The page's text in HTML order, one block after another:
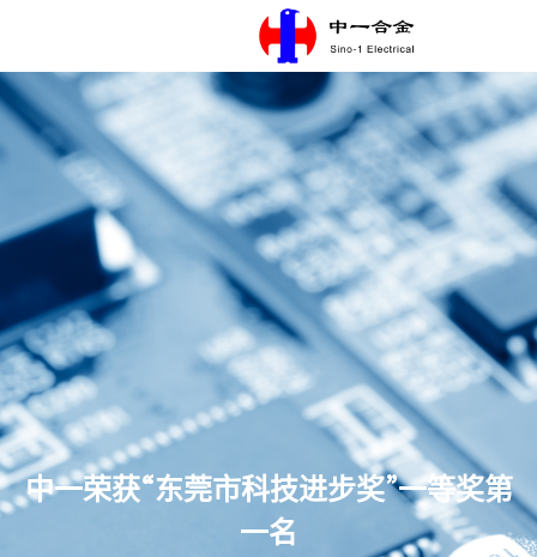
首页
语言
关于中一
主营产品
新闻中心
人才发展
联系我们
可持续发展
中一荣获“东莞市科技进步奖”一等奖第
一名